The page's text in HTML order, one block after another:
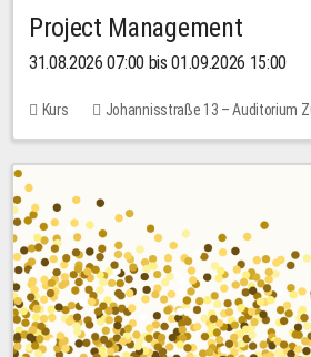
Project Management
31.08.2026 07:00 bis 01.09.2026 15:00
Kurs
Johannisstraße 13 – Auditorium
Keine freien Plätze
30,00 EUR